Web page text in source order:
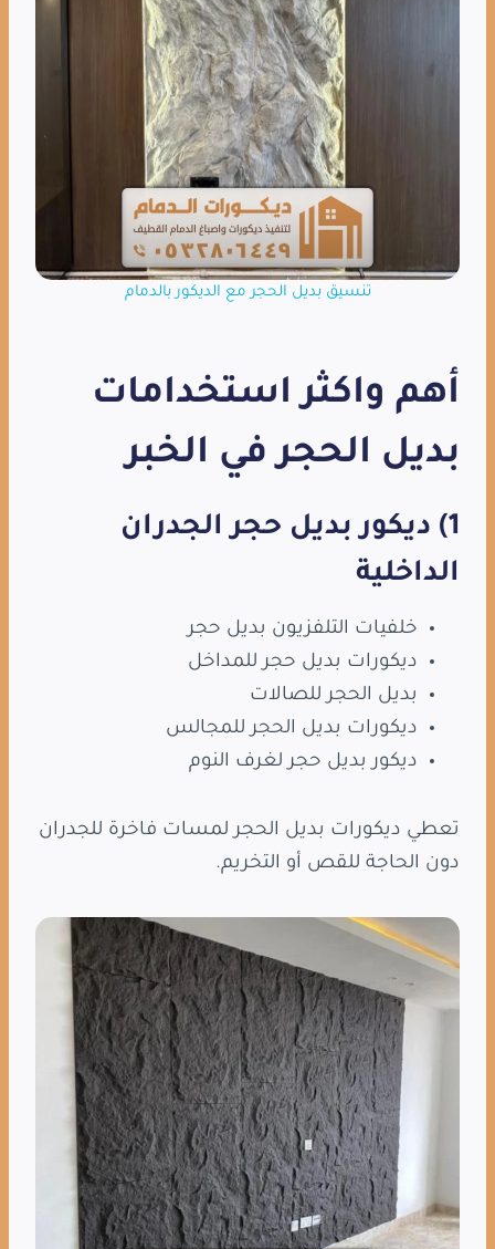
تنسيق بديل الحجر مع الديكور بالدمام
أهم واكثر استخدامات
بديل الحجر في الخبر
1) ديكور بديل حجر الجدران
الداخلية
خلفيات التلفزيون بديل حجر
ديكورات بديل حجر للمداخل
بديل الحجر للصالات
ديكورات بديل الحجر للمجالس
ديكور بديل حجر لغرف النوم
تعطي ديكورات بديل الحجر لمسات فاخرة للجدران
دون الحاجة للقص أو التخريم.